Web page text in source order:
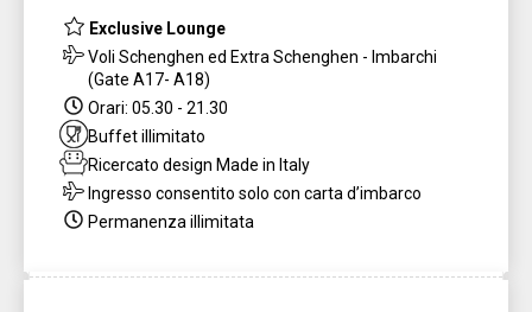
Exclusive Lounge
Voli Schenghen ed Extra Schenghen - Imbarchi
(Gate A17- A18)
Orari: 05.30 - 21.30
Buffet illimitato
Ricercato design Made in Italy
Ingresso consentito solo con carta d’imbarco
Permanenza illimitata